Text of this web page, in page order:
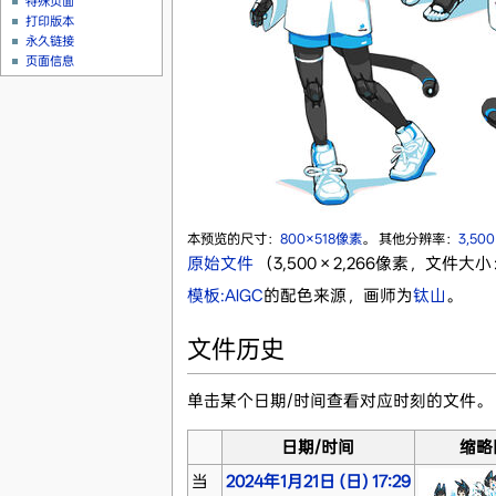
本预览的尺寸： 800×518像素。 其他分辨率：
原始文件‎
（3,500 × 2,266像素，文件大
模板:AIGC的配色来源，画师为钛山。
文件历史
单击某个日期/时间查看对应时刻的文件。
日期/时间
缩
当
2024年1月21日 (日) 17:29
打印版本
永久链接
页面信息